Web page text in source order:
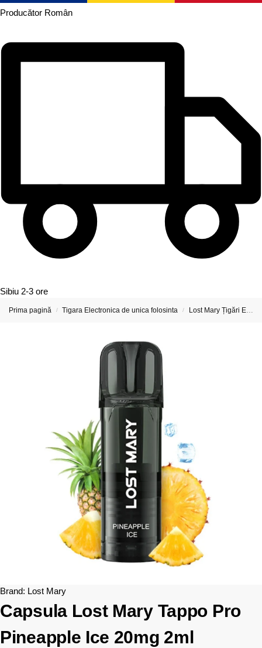
Producător Român
Sibiu 2-3 ore
Prima pagină / Tigara Electronica de unica folosinta / Lost Mary Țigări Electronice & Vape-uri Reincarcabile
Brand: Lost Mary
Capsula Lost Mary Tappo Pro
Pineapple Ice 20mg 2ml